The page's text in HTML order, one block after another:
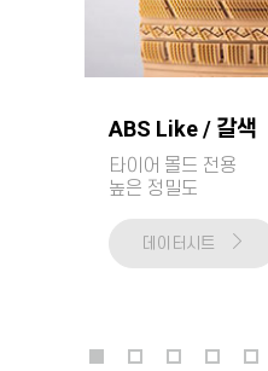
ABS Like / 갈색
타이어 몰드 전용
높은 정밀도
데이터시트